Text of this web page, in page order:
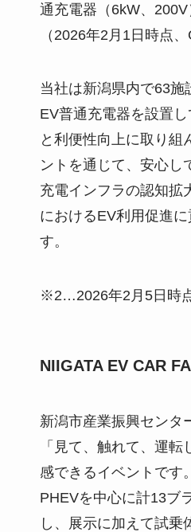
通充電器（6kW、
（2026年2月1日時点、
当社は新潟県内で63
EV普通充電器を設置
と利便性向上に取り組
ントを通じて、安心し
充電インフラの認知拡
におけるEV利用促進
す。
※2…2026年2月5日時
NIIGATA EV CAR
新潟市産業振興センタ
「見て、触れて、運
感できるイベントです
PHEVを中心に計13ブ
し、展示に加えて試乗